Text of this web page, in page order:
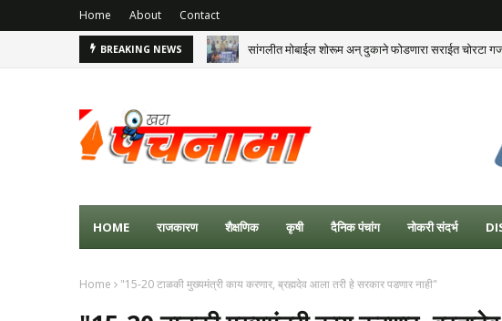
Home About Contact
BREAKING NEWS सांगलीत मोबाईल शोरूम अन् दुकाने फोडणारा सराईत चोरटा
HOME राजकारण शैक्षणिक कृषी दैनिक पंचांग नोकरी संदर्भ
Home "15-20 टाळकी मुख्यमंत्री काय करणार, ब्रह्मदेव आला तरी हे सरकार पडणार नाही"